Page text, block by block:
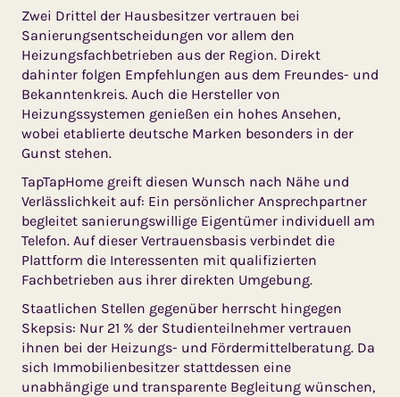
Zwei Drittel der Hausbesitzer vertrauen bei
Sanierungsentscheidungen vor allem den
Heizungsfachbetrieben aus der Region. Direkt
dahinter folgen Empfehlungen aus dem Freundes- und
Bekanntenkreis. Auch die Hersteller von
Heizungssystemen genießen ein hohes Ansehen,
wobei etablierte deutsche Marken besonders in der
Gunst stehen.
TapTapHome greift diesen Wunsch nach Nähe und
Verlässlichkeit auf: Ein persönlicher Ansprechpartner
begleitet sanierungswillige Eigentümer individuell am
Telefon. Auf dieser Vertrauensbasis verbindet die
Plattform die Interessenten mit qualifizierten
Fachbetrieben aus ihrer direkten Umgebung.
Staatlichen Stellen gegenüber herrscht hingegen
Skepsis: Nur 21 % der Studienteilnehmer vertrauen
ihnen bei der Heizungs- und Fördermittelberatung. Da
sich Immobilienbesitzer stattdessen eine
unabhängige und transparente Begleitung wünschen,